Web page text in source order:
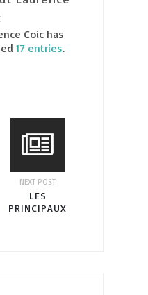
Coic has
17 entries.
NEXT POST
LES
PRINCIPAUX